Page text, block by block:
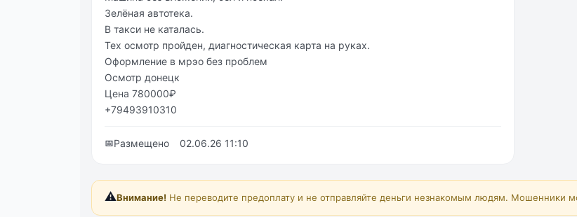
Зелёная автотека.
В такси не каталась.
Тех осмотр пройден, диагностическая карта на руках.
Оформление в мрэо без проблем
Осмотр донецк
Цена 780000₽
+79493910310
📅Размещено 02.06.26 11:10
⚠️Внимание! Не переводите предоплату и не отправляйте деньги незнакомым людям. Мошенники